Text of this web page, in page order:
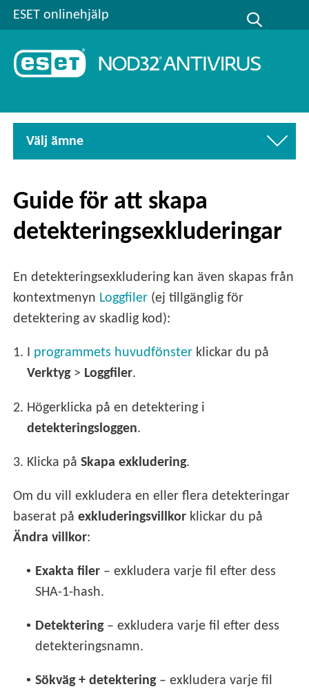
ESET onlinehjälp
Välj ämne
Guide för att skapa
detekteringsexkluderingar
En detekteringsexkludering kan även skapas från
kontextmenyn Loggfiler (ej tillgänglig för
detektering av skadlig kod):
1. I programmets huvudfönster klickar du på
Verktyg> Loggfiler.
2. Högerklicka på en detektering i
detekteringsloggen.
3. Klicka påSkapa exkludering.
Om du vill exkludera en eller flera detekteringar
baserat påexkluderingsvillkor klickar du på
Ändra villkor:
• Exakta filer – exkludera varje fil efter dess
SHA-1-hash.
• Detektering– exkludera varje fil efter dess
detekteringsnamn.
• Sökväg + detektering– exkludera varje fil